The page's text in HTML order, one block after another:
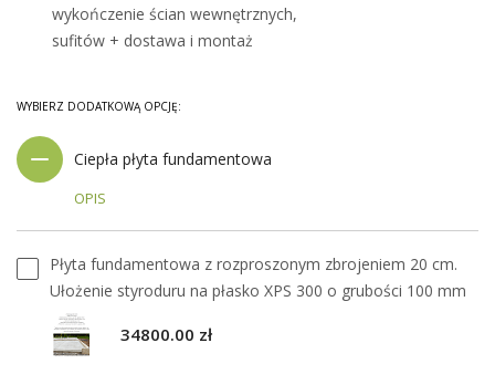
wykończenie ścian wewnętrznych,
sufitów + dostawa i montaż
WYBIERZ DODATKOWĄ OPCJĘ:
Ciepła płyta fundamentowa
OPIS
Płyta fundamentowa z rozproszonym zbrojeniem 20 cm.
Ułożenie styroduru na płasko XPS 300 o grubości 100 mm
34800.00 zł